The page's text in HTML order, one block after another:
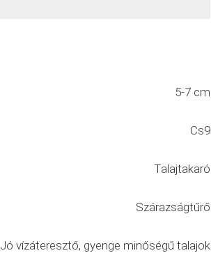
5-7 cm
Cs9
Talajtakaró
Szárazságtűrő
Jó vízáteresztő, gyenge minőségű talajok